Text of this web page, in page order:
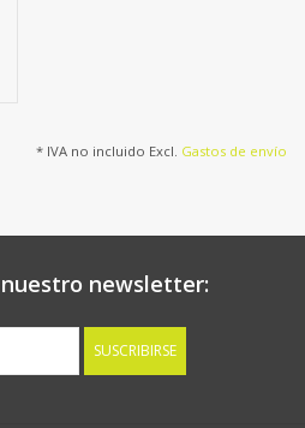
* IVA no incluido Excl. Gastos de envío
nuestro newsletter:
SUSCRIBIRSE